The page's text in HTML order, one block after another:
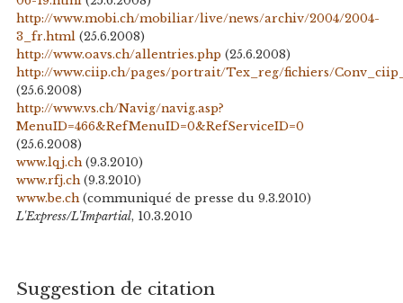
http://www.mobi.ch/mobiliar/live/news/archiv/2004/2004-
3_fr.html(25.6.2008)
http://www.oavs.ch/allentries.php(25.6.2008)
http://www.ciip.ch/pages/portrait/Tex_reg/fichiers/
(25.6.2008)
http://www.vs.ch/Navig/navig.asp?
MenuID=466&RefMenuID=0&RefServiceID=0
(25.6.2008)
www.lqj.ch(9.3.2010)
www.rfj.ch(9.3.2010)
www.be.ch(communiqué de presse du 9.3.2010)
L'Express/L'Impartial, 10.3.2010
Suggestion de citation